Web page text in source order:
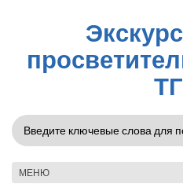
ФОРМА
ПОИСКА